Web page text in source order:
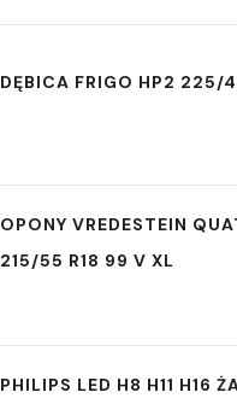
DĘBICA FRIGO HP2 225/
OPONY VREDESTEIN
215/55 R18 99 V XL
PHILIPS LED H8 H11 H16